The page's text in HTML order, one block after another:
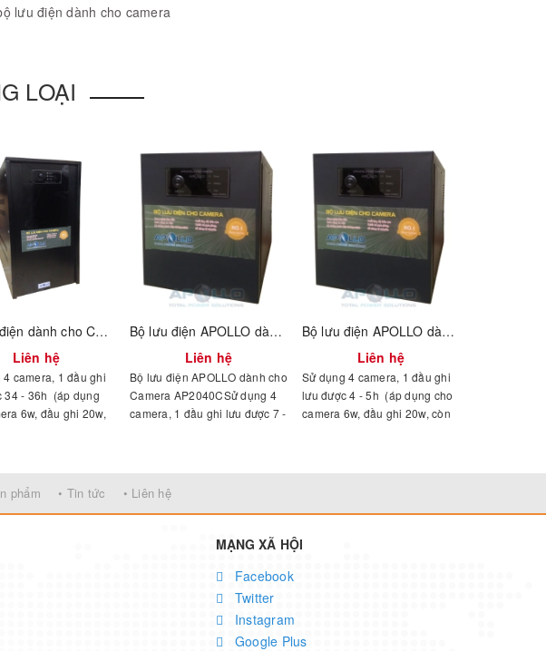
lưu điện dành cho camera
LOẠI
Bộ lưu điện dành cho Camera AP2150C
Liên hệ
4 camera, 1 đầu ghi
34 - 36h (áp dụng
6w, đầu ghi 20w,
(áp dụng cho
đầu ghi 20w, còn
Bộ lưu điện APOLLO dành cho Camera AP2040C
Liên hệ
Bộ lưu điện APOLLO dành cho
Camera AP2040CSử dụng 4
camera, 1 đầu ghi lưu được 7 -
rút ngắn)Sử dụng 8 camera, 1
đầu ghi lưu được 5 - 6h (áp
20w, còn công suất camera
Bộ lưu điện APOLLO dành cho Camera AP2024C 1000VA
Liên hệ
Sử dụng 4 camera, 1 đầu ghi
lưu được 4 - 5h (áp dụng cho
camera 6w, đầu ghi 20w, còn
phẩm • Tin tức • Liên hệ
MẠNG XÃ HỘI
Facebook
Twitter
Instagram
Google Plus